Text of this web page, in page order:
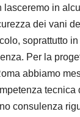
lasceremo in
dei vani
soprattutto
Per la
abbiamo
tecnica
consulenza